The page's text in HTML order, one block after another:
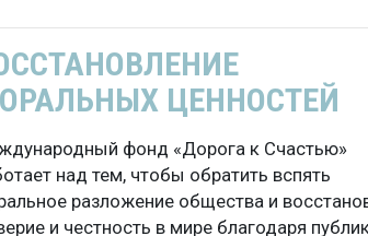
ЦЕННОСТЕЙ
фонд «Дорога к Счастью»
над тем, чтобы обратить вспять
разложение общества и
и честность в мире благодаря